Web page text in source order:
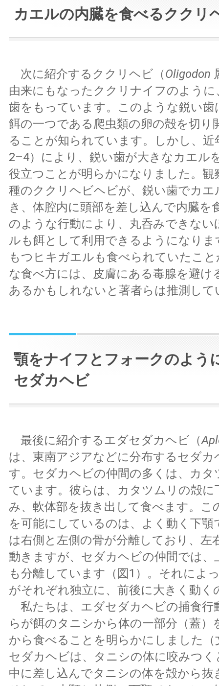
カエルの内臓を食べるククリ
次に紹介するククリヘビ（Oligodon
由来にもなったククリナイフのように
歯をもっています。このような鋭い歯
餌の一つである爬虫類の卵の殻を切り
ることが知られています。しかし、近
2–4）により、鋭い歯が大きなカエル
役立つことが明らかになりました。観
種のククリヘビヘビが、鋭い歯でカエ
き、体腔内に頭部を差し込んで内臓を
のような行動により、丸呑みできない
ルも餌として利用できるようになりま
もつヒキガエルも食べられていたこ
な食べ方には、皮膚にある毒腺を避け
あるかもしれないと著者らは推測して
顎をナイフとフォークのよう
セダカヘビ
最後に紹介するエダセダカヘビ（
は、東南アジアなどに分布するセダカ
す。セダカヘビの仲間の多くは、カタ
ています。彼らは、カタツムリの殻に
み、軟体部を抜き出して食べます。こ
を可能にしているのは、よく動く下顎
は右側と左側の骨が分離しており、左
動きますが、セダカヘビの仲間では、
も分離しています（図1）。それによ
がそれぞれ独立に、前後に大きく動く
私たちは、エダセダカヘビの捕食行
らが餌のタニシから体の一部分（蓋）
から食べることを明らかにしました（
セダカヘビは、タニシの体に咬みつく
中に差し込んでタニシの体を殻から抜